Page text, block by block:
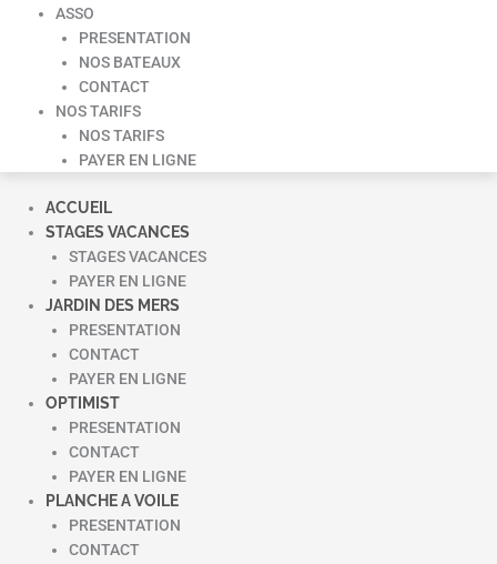
ASSO
PRESENTATION
NOS BATEAUX
CONTACT
NOS TARIFS
NOS TARIFS
PAYER EN LIGNE
ACCUEIL
STAGES VACANCES
STAGES VACANCES
PAYER EN LIGNE
JARDIN DES MERS
PRESENTATION
CONTACT
PAYER EN LIGNE
OPTIMIST
PRESENTATION
CONTACT
PAYER EN LIGNE
PLANCHE A VOILE
PRESENTATION
CONTACT